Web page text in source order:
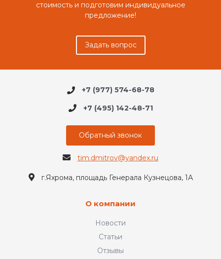
стоимость и подготовим индивидуальное
предложение!
Задать вопрос
+7 (977) 574-68-78
+7 (495) 142-48-71
Обратный звонок
tim.dmitrov@yandex.ru
г.Яхрома, площадь Генерала Кузнецова, 1А
О компании
Новости
Статьи
Отзывы